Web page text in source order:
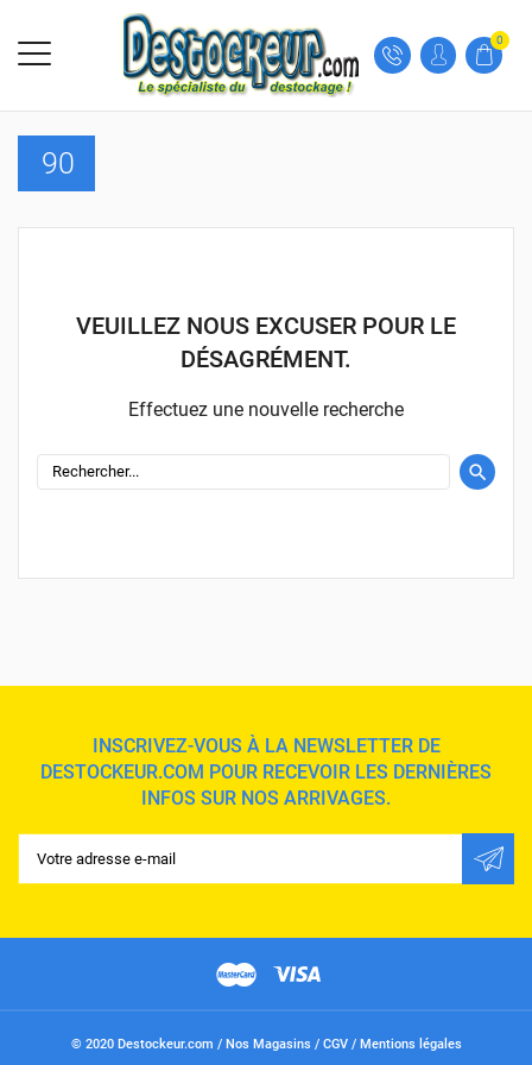
0
90
VEUILLEZ NOUS EXCUSER POUR LE
DÉSAGRÉMENT.
Effectuez une nouvelle recherche
INSCRIVEZ-VOUS À LA NEWSLETTER DE
DESTOCKEUR.COM POUR RECEVOIR LES DERNIÈRES
INFOS SUR NOS ARRIVAGES.
© 2020 Destockeur.com / Nos Magasins/ CGV/ Mentions légales